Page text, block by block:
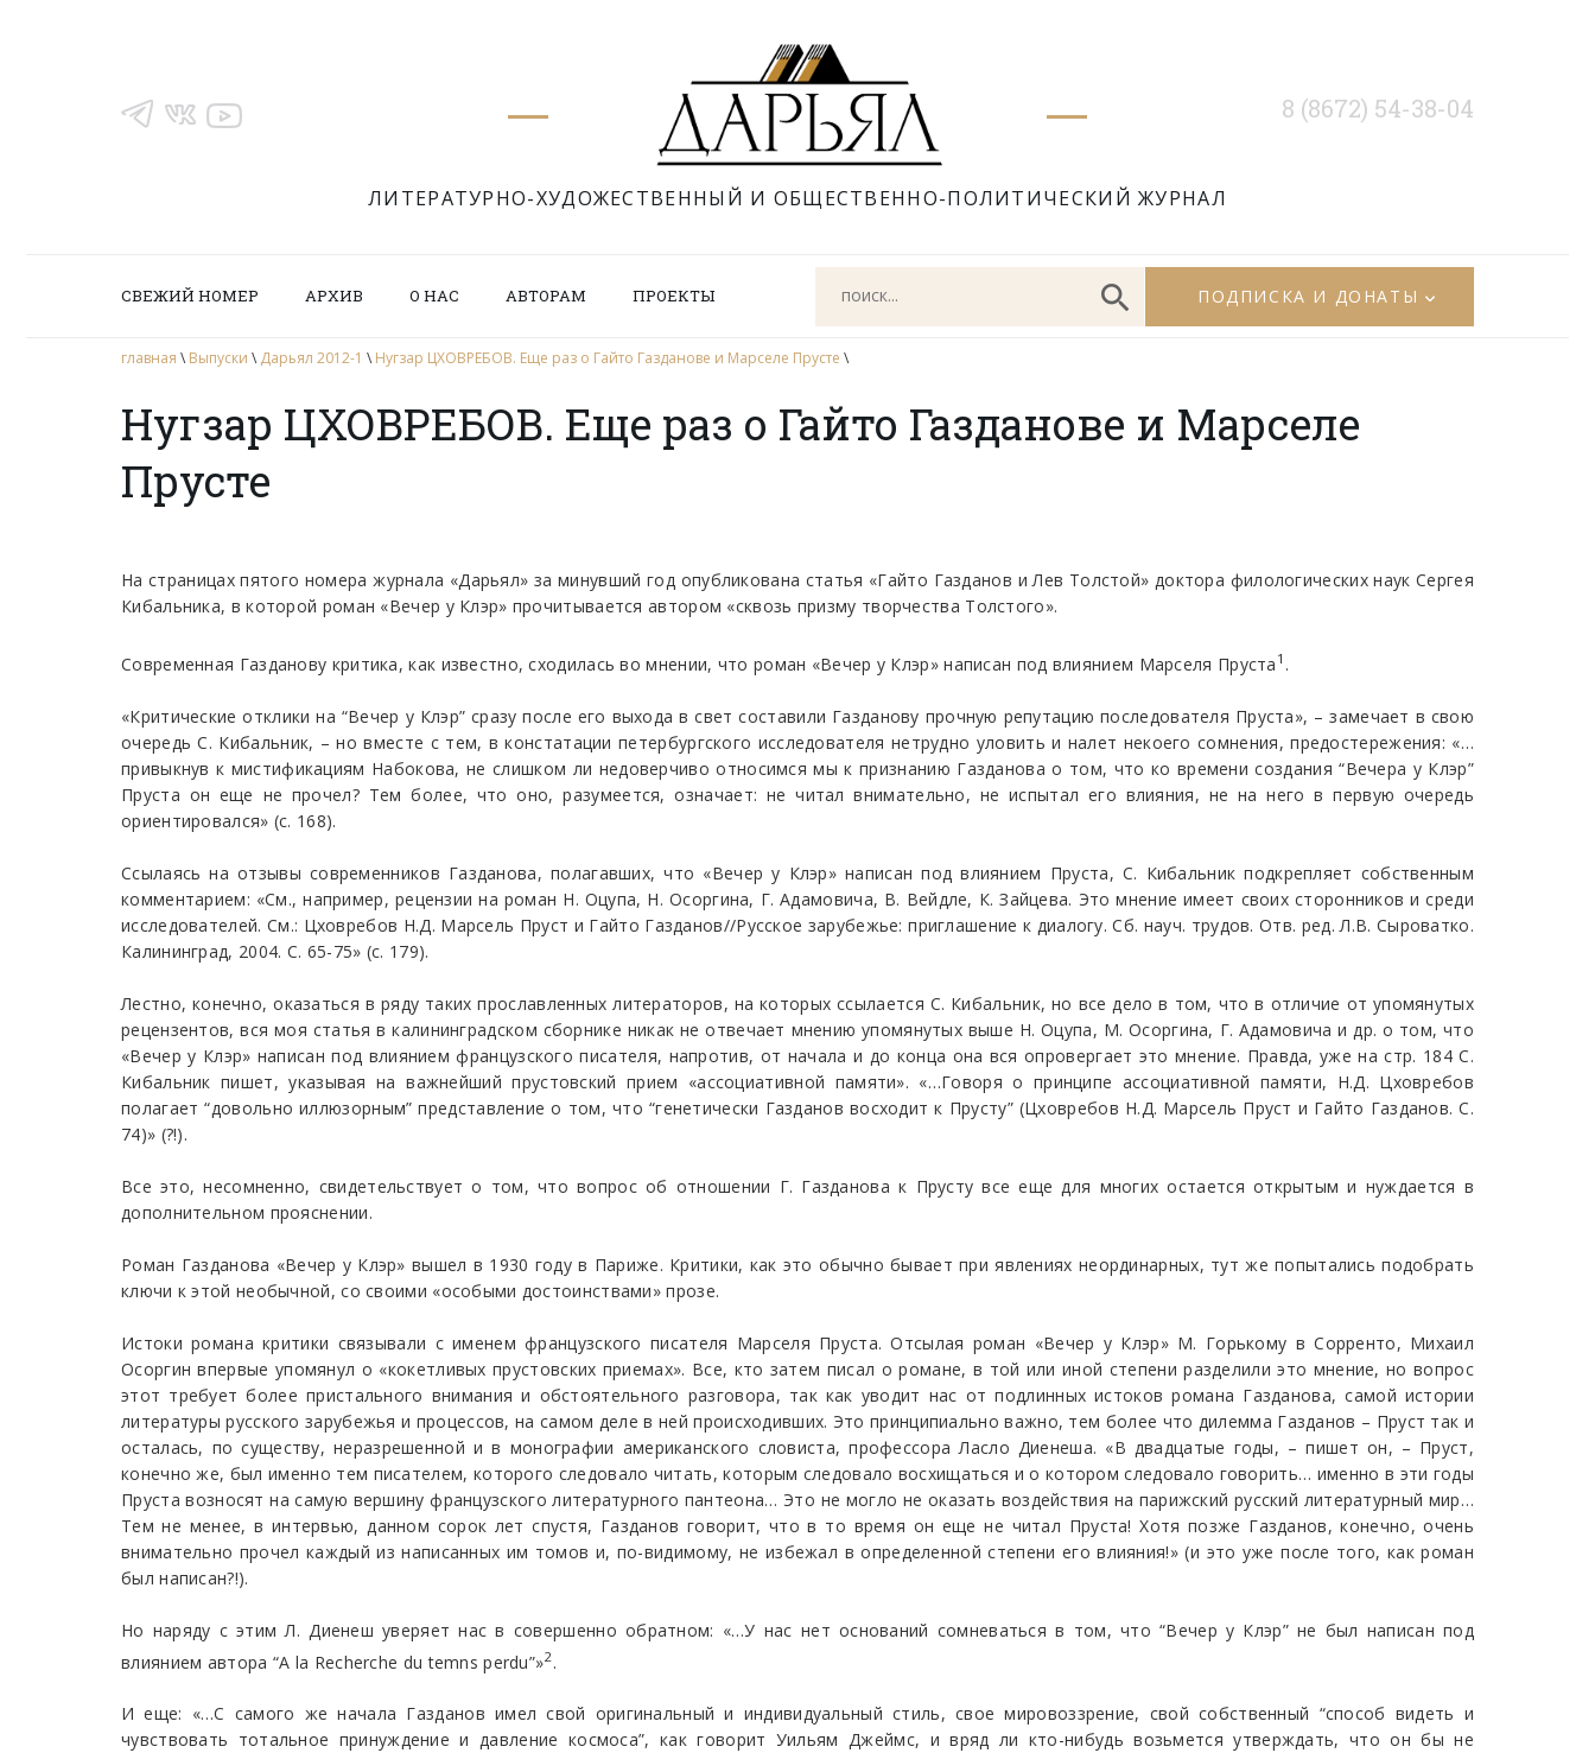
ЛИТЕРАТУРНО-ХУДОЖЕСТВЕННЫЙ И ОБЩЕСТВЕННО-ПОЛИТИЧЕСКИЙ ЖУРНАЛ
8 (8672) 54-38-04
СВЕЖИЙ НОМЕР АРХИВ О НАС АВТОРАМ ПРОЕКТЫ ПОДПИСКА И ДОНАТЫ
главная \ Выпуски \ Дарьял 2012-1 \ Нугзар ЦХОВРЕБОВ. Еще раз о Гайто Газданове и Марселе Прусте \
Нугзар ЦХОВРЕБОВ. Еще раз о Гайто Газданове и Марселе
Прусте
На страницах пятого номера журнала «Дарьял» за минувший год опубликована статья «Гайто Газданов и Лев Толстой» доктора филологических наук Сергея
Кибальника, в которой роман «Вечер у Клэр» прочитывается автором «сквозь призму творчества Толстого».
Современная Газданову критика, как известно, сходилась во мнении, что роман «Вечер у Клэр» написан под влиянием Марселя Пруста 1 .
«Критические отклики на “Вечер у Клэр” сразу после его выхода в свет составили Газданову прочную репутацию последователя Пруста», – замечает в свою
очередь С. Кибальник, – но вместе с тем, в констатации петербургского исследователя нетрудно уловить и налет некоего сомнения, предостережения: «…
привыкнув к мистификациям Набокова, не слишком ли недоверчиво относимся мы к признанию Газданова о том, что ко времени создания “Вечера у Клэр”
Пруста он еще не прочел? Тем более, что оно, разумеется, означает: не читал внимательно, не испытал его влияния, не на него в первую очередь
ориентировался» (с. 168).
Ссылаясь на отзывы современников Газданова, полагавших, что «Вечер у Клэр» написан под влиянием Пруста, С. Кибальник подкрепляет собственным
комментарием: «См., например, рецензии на роман Н. Оцупа, Н. Осоргина, Г. Адамовича, В. Вейдле, К. Зайцева. Это мнение имеет своих сторонников и среди
исследователей. См.: Цховребов Н.Д. Марсель Пруст и Гайто Газданов//Русское зарубежье: приглашение к диалогу. Сб. науч. трудов. Отв. ред. Л.B. Сыроватко.
Калининград, 2004. С. 65-75» (с. 179).
Лестно, конечно, оказаться в ряду таких прославленных литераторов, на которых ссылается С. Кибальник, но все дело в том, что в отличие от упомянутых
рецензентов, вся моя статья в калининградском сборнике никак не отвечает мнению упомянутых выше Н. Оцупа, М. Осоргина, Г. Адамовича и др. о том, что
«Вечер у Клэр» написан под влиянием французского писателя, напротив, от начала и до конца она вся опровергает это мнение. Правда, уже на стр. 184 С.
Кибальник пишет, указывая на важнейший прустовский прием «ассоциативной памяти». «…Говоря о принципе ассоциативной памяти, Н.Д. Цховребов
полагает “довольно иллюзорным” представление о том, что “генетически Газданов восходит к Прусту” (Цховребов Н.Д. Марсель Пруст и Гайто Газданов. С.
74)» (?!).
Все это, несомненно, свидетельствует о том, что вопрос об отношении Г. Газданова к Прусту все еще для многих остается открытым и нуждается в
дополнительном прояснении.
Роман Газданова «Вечер у Клэр» вышел в 1930 году в Париже. Критики, как это обычно бывает при явлениях неординарных, тут же попытались подобрать
ключи к этой необычной, со своими «особыми достоинствами» прозе.
Истоки романа критики связывали с именем французского писателя Марселя Пруста. Отсылая роман «Вечер у Клэр» М. Горькому в Сорренто, Михаил
Осоргин впервые упомянул о «кокетливых прустовских приемах». Все, кто затем писал о романе, в той или иной степени разделили это мнение, но вопрос
этот требует более пристального внимания и обстоятельного разговора, так как уводит нас от подлинных истоков романа Газданова, самой истории
литературы русского зарубежья и процессов, на самом деле в ней происходивших. Это принципиально важно, тем более что дилемма Газданов – Пруст так и
осталась, по существу, неразрешенной и в монографии американского словиста, профессора Ласло Диенеша. «В двадцатые годы, – пишет он, – Пруст,
конечно же, был именно тем писателем, которого следовало читать, которым следовало восхищаться и о котором следовало говорить… именно в эти годы
Пруста возносят на самую вершину французского литературного пантеона… Это не могло не оказать воздействия на парижский русский литературный мир…
Тем не менее, в интервью, данном сорок лет спустя, Газданов говорит, что в то время он еще не читал Пруста! Хотя позже Газданов, конечно, очень
внимательно прочел каждый из написанных им томов и, по-видимому, не избежал в определенной степени его влияния!» (и это уже после того, как роман
был написан?!).
Но наряду с этим Л. Диенеш уверяет нас в совершенно обратном: «…У нас нет оснований сомневаться в том, что “Вечер у Клэр” не был написан под
влиянием автора “А la Recherche du temns perdu”»2 .
И еще: «…С самого же начала Газданов имел свой оригинальный и индивидуальный стиль, свое мировоззрение, свой собственный “способ видеть и
чувствовать тотальное принуждение и давление космоса”, как говорит Уильям Джеймс, и вряд ли кто-нибудь возьмется утверждать, что он бы не